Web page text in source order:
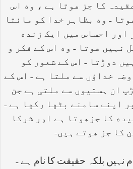
کا جز هوتا ہے ، وه اس
- وه بظاہر خدا کو مانتا
اور احساس میں ایک زنده
نہیں هوتا - وه اس کے فکر و
دوڑتا - اس کے شعور کو
خداؤں سے ملتا ہے - اس کے
ان ہستیوں سے ملتی ہے جن
اپنے سامنے بٹها رکها ہے -
کا جزهوتا ہے اور شرکا
کا جز هوتے ہیں-
بلکہ حقیقت کا نام ہے -